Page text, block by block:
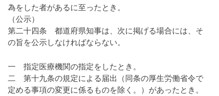
為をした者があるに至ったとき。
（公示）
第二十四条 都道府県知事は、次に掲げる場合には、そ
の旨を公示しなければならない。
一 指定医療機関の指定をしたとき。
二 第十九条の規定による届出（同条の厚生労働省令で
定める事項の変更に係るものを除く。）があったとき。